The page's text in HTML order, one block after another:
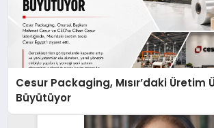
Cesur Packaging, Mısır’daki Üretim
Büyütüyor